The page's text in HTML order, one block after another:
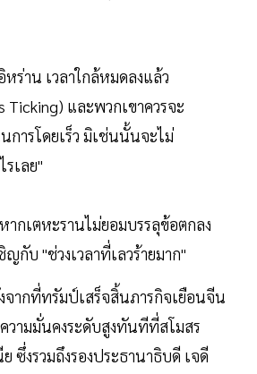
ร่าน เวลาใกล้หมดลงแล้ว
Ticking) และพวกเขาควรจะ
นการโดยเร็ว มิเช่นนั้นจะไม่
รเลย"
กเตหะรานไม่ยอมบรรลุข้อตกลง
กับ "ช่วงเวลาที่เลวร้ายมาก"
จากที่ทรัมป์เสร็จสิ้นภารกิจเยือนจีน
วามมั่นคงระดับสูงทันทีที่สโมสร
ซึ่งรวมถึงรองประธานาธิบดี เจดี